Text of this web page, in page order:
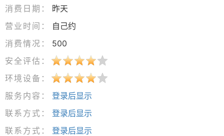
消费日期：
昨天
营业时间：
自己约
消费情况：
500
安全评估：
环境设备：
服务内容：
登录后显示
联系方式：
登录后显示
联系方式：
登录后显示